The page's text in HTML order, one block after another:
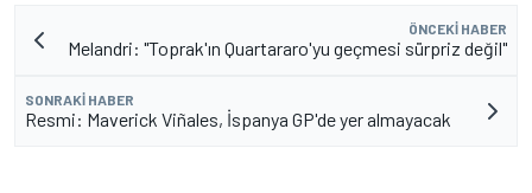
ÖNCEKI HABER
Melandri: "Toprak'ın Quartararo'yu geçmesi sürpriz değil"
SONRAKI HABER
Resmi: Maverick Viñales, İspanya GP'de yer almayacak